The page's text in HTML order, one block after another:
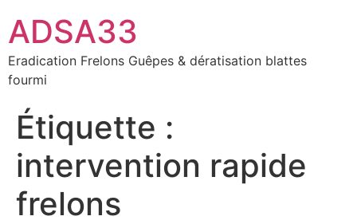
ADSA33
Eradication Frelons Guêpes & dératisation blattes
fourmi
Étiquette :
intervention rapide
frelons